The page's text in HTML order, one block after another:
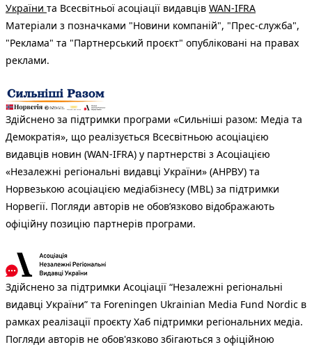
України та Всесвітньої асоціації видавців WAN-IFRA
Матеріали з позначками "Новини компаній", "Прес-служба",
"Реклама" та "Партнерський проєкт" опубліковані на правах
реклами.
Здійснено за підтримки програми «Сильніші разом: Медіа та
Демократія», що реалізується Всесвітньою асоціацією
видавців новин (WAN-IFRA) у партнерстві з Асоціацією
«Незалежні регіональні видавці України» (АНРВУ) та
Норвезькою асоціацією медіабізнесу (MBL) за підтримки
Норвегії. Погляди авторів не обов’язково відображають
офіційну позицію партнерів програми.
Здійснено за підтримки Асоціації “Незалежні регіональні
видавці України” та Foreningen Ukrainian Media Fund Nordic в
рамках реалізації проєкту Хаб підтримки регіональних медіа.
Погляди авторів не обов'язково збігаються з офіційною